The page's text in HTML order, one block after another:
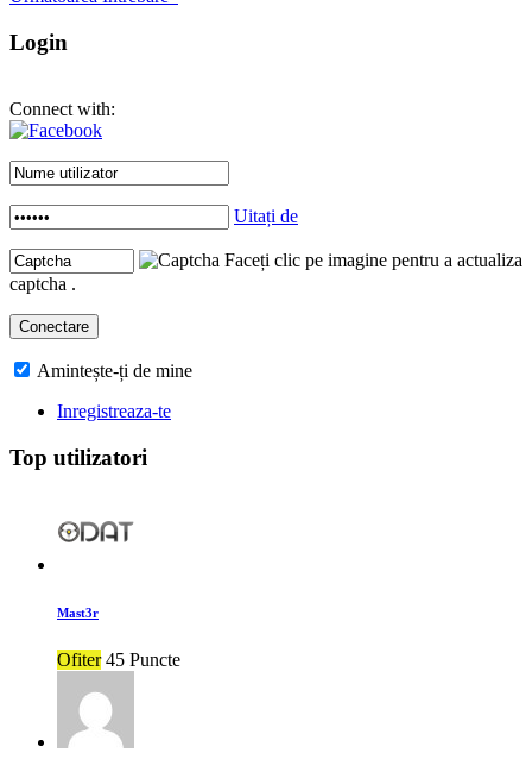
Login
Connect with:
Uitați de
Faceți clic pe imagine pentru a actualiza
captcha .
Amintește-ți de mine
Inregistreaza-te
Top utilizatori
Mast3r
Ofiter 45 Puncte